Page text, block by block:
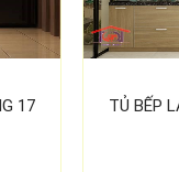
17 TỦ BẾP